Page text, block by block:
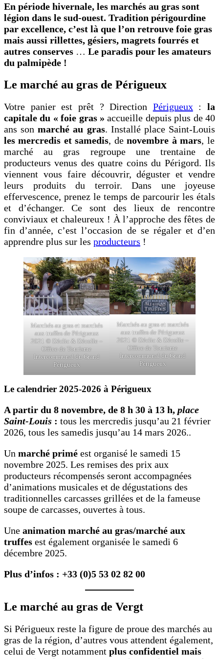
En période hivernale, les marchés au gras sont
légion dans le sud-ouest. Tradition périgourdine
par excellence, c’est là que l’on retrouve foie gras
mais aussi rillettes, gésiers, magrets fourrés et
autres conserves … Le paradis pour les amateurs
du palmipède !
Le marché au gras de Périgueux
Votre panier est prêt ? Direction Périgueux: la
capitale du « foie gras » accueille depuis plus de 40
ans sonmarché au gras. Installé place Saint-Louis
les mercredis et samedis, denovembre à mars, le
marché au gras regroupe une trentaine de
producteurs venus des quatre coins du Périgord. Ils
viennent vous faire découvrir, déguster et vendre
leurs produits du terroir. Dans une joyeuse
effervescence, prenez le temps de parcourir les étals
et d’échanger. Ce sont des lieux de rencontre
conviviaux et chaleureux ! À l’approche des fêtes de
fin d’année, c’est l’occasion de se régaler et d’en
apprendre plus sur les producteurs !
Marchés au gras et marchés
aux truffes de Périgueux
2021 © Déclic & Décolle –
Office de Tourisme
Intercommunal du Grand
Périgueux
Marchés au gras et marchés
aux truffes de Périgueux
2021 © Déclic & Décolle –
Office de Tourisme
Intercommunal du Grand
Périgueux
Le calendrier 2025-2026 à Périgueux
A partir du 8 novembre, de 8 h 30 à 13 h, place
Saint-Louis : tous les mercredis jusqu’au 21 février
2026, tous les samedis jusqu’au 14 mars 2026..
Un marché primé est organisé le samedi 15
novembre 2025. Les remises des prix aux
producteurs récompensés seront accompagnées
d’animations musicales et de dégustations des
traditionnelles carcasses grillées et de la fameuse
soupe de carcasses, ouvertes à tous.
Une animation marché au gras/marché aux
truffes est également organisée le samedi 6
décembre 2025.
Plus d’infos : +33 (0)5 53 02 82 00
Le marché au gras de Vergt
Si Périgueux reste la figure de proue des marchés au
gras de la région, d’autres vous attendent également,
celui de Vergt notamment plus confidentiel mais